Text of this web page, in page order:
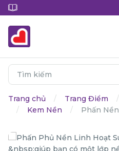
Trang chủ Trang Điểm
Kem Nền
Phấn Nền